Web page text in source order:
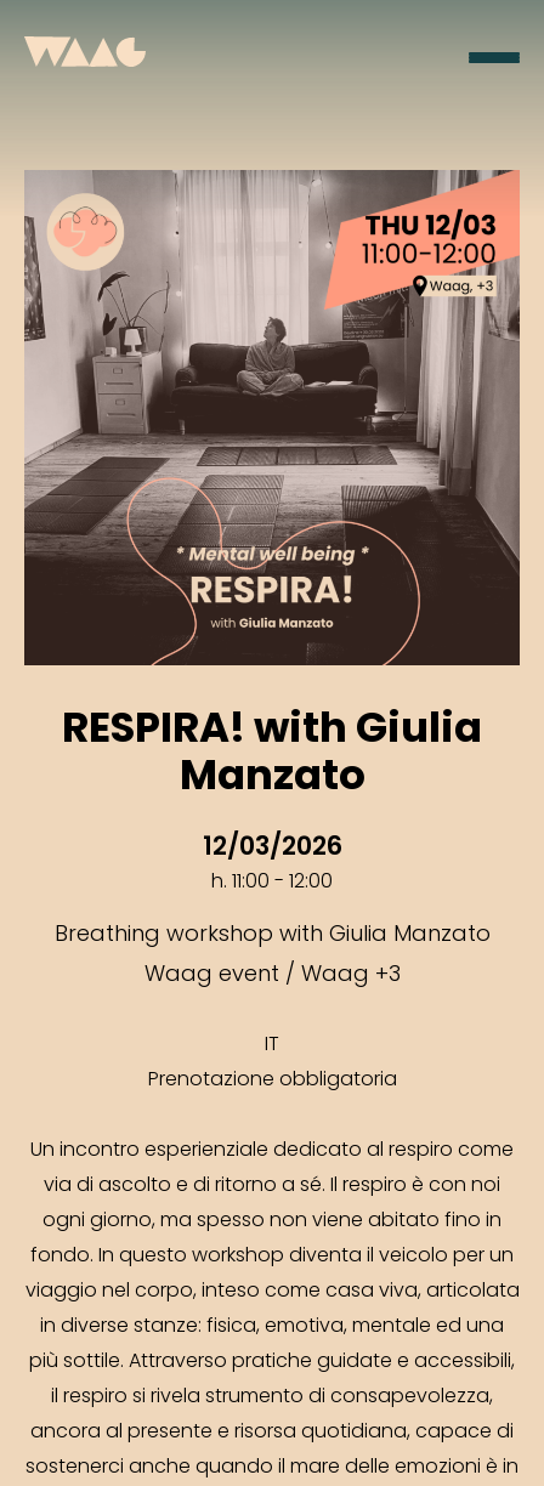
RESPIRA! with Giulia
Manzato
12/03/2026
h. 11:00 - 12:00
Breathing workshop with Giulia Manzato
Waag event / Waag +3
IT
Prenotazione obbligatoria
Un incontro esperienziale dedicato al respiro come
via di ascolto e di ritorno a sé. Il respiro è con noi
ogni giorno, ma spesso non viene abitato fino in
fondo. In questo workshop diventa il veicolo per un
viaggio nel corpo, inteso come casa viva, articolata
in diverse stanze: fisica, emotiva, mentale ed una
più sottile. Attraverso pratiche guidate e accessibili,
il respiro si rivela strumento di consapevolezza,
ancora al presente e risorsa quotidiana, capace di
sostenerci anche quando il mare delle emozioni è in